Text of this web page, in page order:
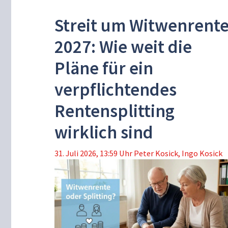
Streit um
2027: Wie weit die
Pläne für ein
verpflichtendes
Rentensplitting
wirklich sind
31. Juli 2026, 13:59 Uhr Peter Kosick, Ingo Kosick